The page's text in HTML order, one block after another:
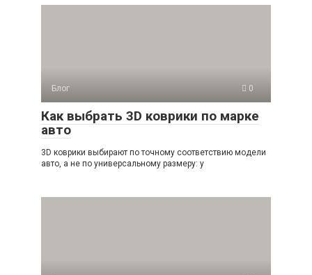
Блог 0
Как выбрать 3D коврики по марке
авто
3D коврики выбирают по точному соответствию модели
авто, а не по универсальному размеру: у